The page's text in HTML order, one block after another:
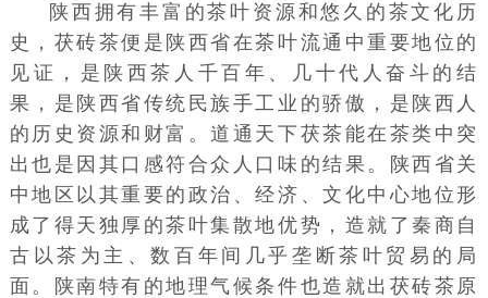
陕西拥有丰富的茶叶资源和悠久的茶文化历
史，茯砖茶便是陕西省在茶叶流通中重要地位的
见证，是陕西茶人千百年、几十代人奋斗的结
果，是陕西省传统民族手工业的骄傲，是陕西人
的历史资源和财富。道通天下茯茶能在茶类中突
出也是因其口感符合众人口味的结果。陕西省关
中地区以其重要的政治、经济、文化中心地位形
成了得天独厚的茶叶集散地优势，造就了秦商自
古以茶为主、数百年间几乎垄断茶叶贸易的局
面。陕南特有的地理气候条件也造就出茯砖茶原